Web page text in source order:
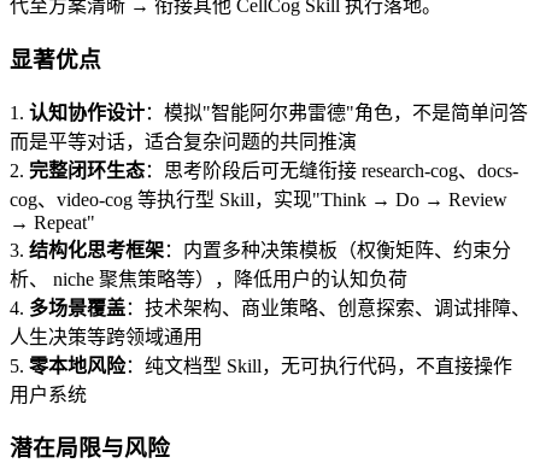
代至方案清晰 → 衔接其他 CellCog Skill 执行落地。
显著优点
1. 认知协作设计：模拟"智能阿尔弗雷德"角色，不是简单问答
而是平等对话，适合复杂问题的共同推演
2. 完整闭环生态：思考阶段后可无缝衔接 research-cog、docs-
cog、video-cog 等执行型 Skill，实现"Think → Do → Review
→ Repeat"
3. 结构化思考框架：内置多种决策模板（权衡矩阵、约束分
析、 niche 聚焦策略等），降低用户的认知负荷
4. 多场景覆盖：技术架构、商业策略、创意探索、调试排障、
人生决策等跨领域通用
5. 零本地风险：纯文档型 Skill，无可执行代码，不直接操作
用户系统
潜在局限与风险